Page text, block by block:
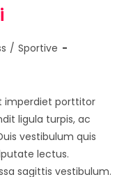
/ Sportive
imperdiet porttitor
ligula turpis, ac
vestibulum quis
lectus.
sagittis vestibulum.